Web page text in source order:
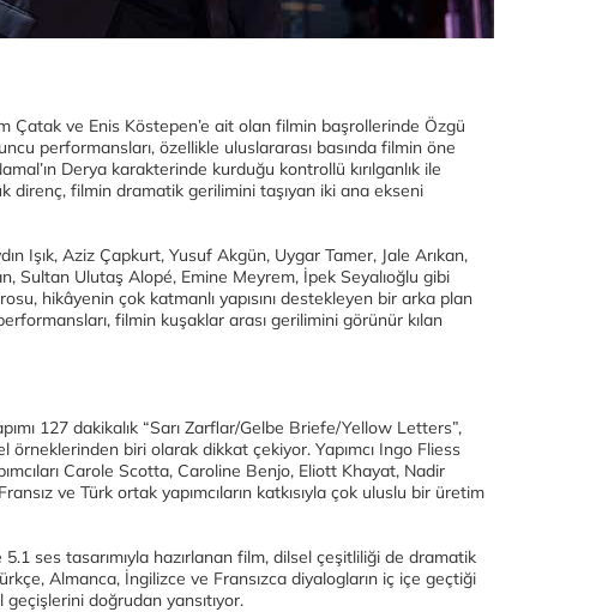
Çatak ve Enis Köstepen’e ait olan filmin başrollerinde Özgü
performansları, özellikle uluslararası basında filmin öne
Derya karakterinde kurduğu kontrollü kırılganlık ile
direnç, filmin dramatik gerilimini taşıyan iki ana ekseni
Işık, Aziz Çapkurt, Yusuf Akgün, Uygar Tamer, Jale Arıkan,
Sultan Ulutaş Alopé, Emine Meyrem, İpek Seyalıoğlu gibi
hikâyenin çok katmanlı yapısını destekleyen bir arka plan
filmin kuşaklar arası gerilimini görünür kılan
127 dakikalık “Sarı Zarflar/Gelbe Briefe/Yellow Letters”,
örneklerinden biri olarak dikkat çekiyor. Yapımcı Ingo Fliess
Carole Scotta, Caroline Benjo, Eliott Khayat, Nadir
ve Türk ortak yapımcıların katkısıyla çok uluslu bir üretim
ses tasarımıyla hazırlanan film, dilsel çeşitliliği de dramatik
Almanca, İngilizce ve Fransızca diyalogların iç içe geçtiği
doğrudan yansıtıyor.